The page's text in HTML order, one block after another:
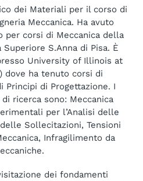
dei Materiali per il corso di
Meccanica. Ha avuto
per corsi di Meccanica della
S.Anna di Pisa. È
University of Illinois at
dove ha tenuto corsi di
Principi di Progettazione. I
ricerca sono: Meccanica
per l’Analisi delle
Sollecitazioni, Tensioni
Infragilimento da
dei fondamenti